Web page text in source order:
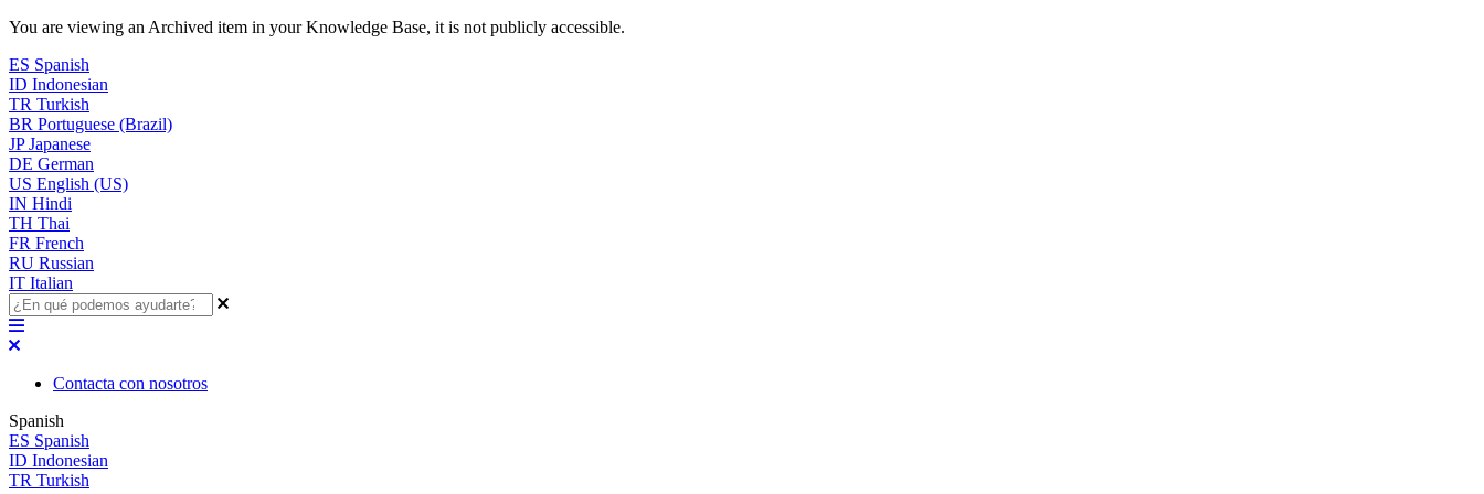
You are viewing an Archived item in your Knowledge Base, it is not publicly accessible.
ES Spanish
ID Indonesian
TR Turkish
BR Portuguese (Brazil)
JP Japanese
DE German
US English (US)
IN Hindi
TH Thai
FR French
RU Russian
IT Italian
Contacta con nosotros
Spanish
ES Spanish
ID Indonesian
TR Turkish